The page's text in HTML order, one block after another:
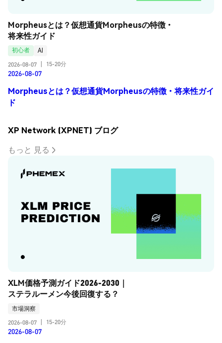
Morpheusとは？仮想通貨Morpheusの特徴・
将来性ガイド
初心者
AI
2026-08-07
15-20分
2026-08-07
Morpheusとは？仮想通貨Morpheusの特徴・将来性ガイ
ド
XP Network (XPNET) ブログ
もっと 見る
XLM価格予測ガイド2026-2030｜
ステラルーメン今後回復する？
市場洞察
2026-08-07
15-20分
2026-08-07